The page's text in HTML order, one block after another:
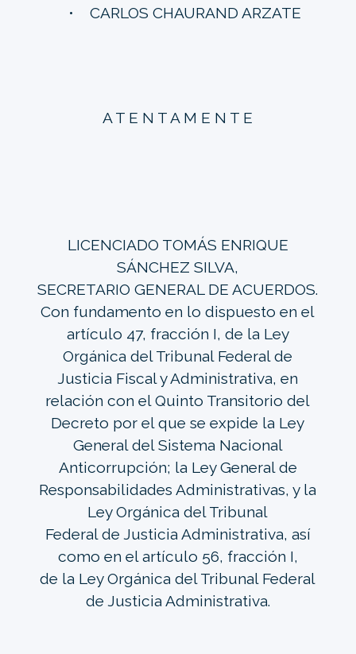
• CARLOS CHAURAND ARZATE
A T E N T A M E N T E
LICENCIADO TOMÁS ENRIQUE
SÁNCHEZ SILVA,
SECRETARIO GENERAL DE ACUERDOS.
Con fundamento en lo dispuesto en el
artículo 47, fracción I, de la Ley
Orgánica del Tribunal Federal de
Justicia Fiscal y Administrativa, en
relación con el Quinto Transitorio del
Decreto por el que se expide la Ley
General del Sistema Nacional
Anticorrupción; la Ley General de
Responsabilidades Administrativas, y la
Ley Orgánica del Tribunal
Federal de Justicia Administrativa, así
como en el artículo 56, fracción I,
de la Ley Orgánica del Tribunal Federal
de Justicia Administrativa.